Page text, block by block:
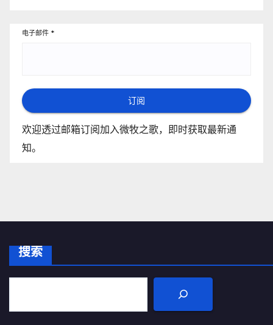
电子邮件 *
订阅
欢迎透过邮箱订阅加入微牧之歌，即时获取最新通
知。
搜索